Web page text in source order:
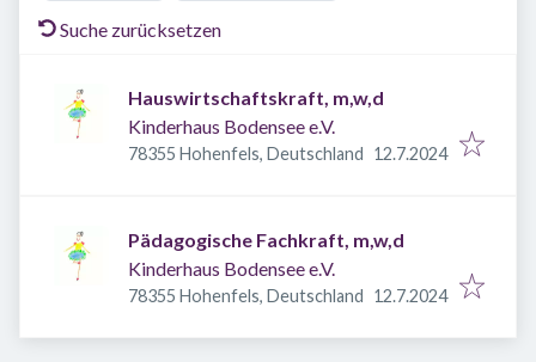
Suche zurücksetzen
Hauswirtschaftskraft, m,w,d
Kinderhaus Bodensee e.V.
78355 Hohenfels, Deutschland Veröffentlicht
12.7.2024
Pädagogische Fachkraft, m,w,d
Kinderhaus Bodensee e.V.
78355 Hohenfels, Deutschland Veröffentlicht
12.7.2024